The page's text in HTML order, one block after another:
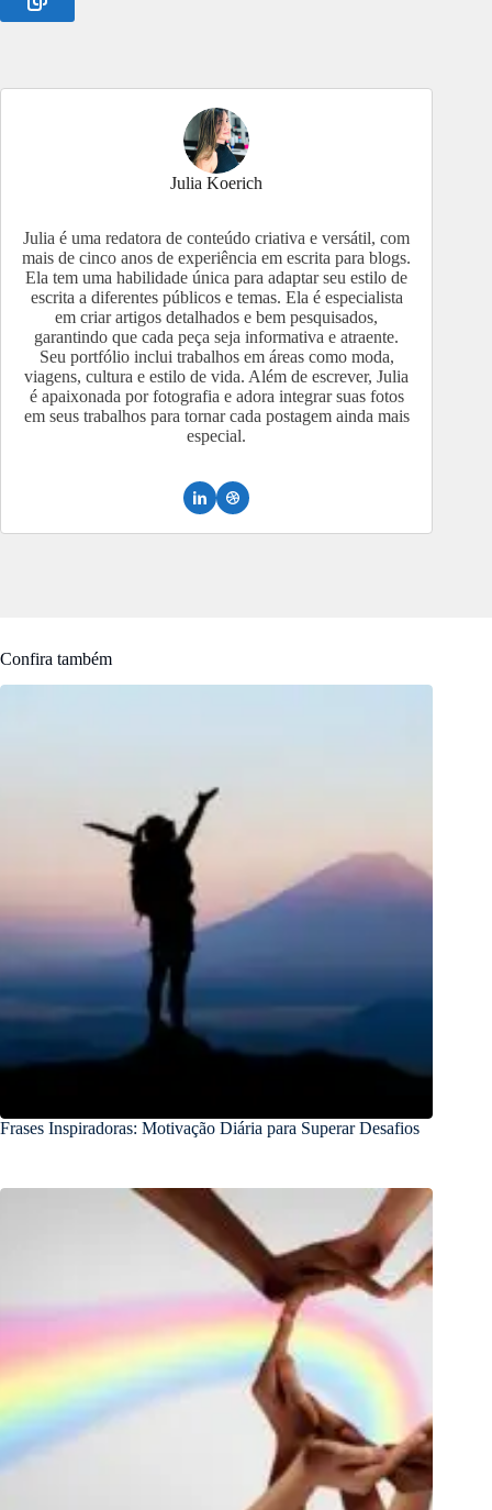
Julia Koerich
Julia é uma redatora de conteúdo criativa e versátil, com
mais de cinco anos de experiência em escrita para blogs.
Ela tem uma habilidade única para adaptar seu estilo de
escrita a diferentes públicos e temas. Ela é especialista
em criar artigos detalhados e bem pesquisados,
garantindo que cada peça seja informativa e atraente.
Seu portfólio inclui trabalhos em áreas como moda,
viagens, cultura e estilo de vida. Além de escrever, Julia
é apaixonada por fotografia e adora integrar suas fotos
em seus trabalhos para tornar cada postagem ainda mais
especial.
Confira também
Frases Inspiradoras: Motivação Diária para Superar Desafios